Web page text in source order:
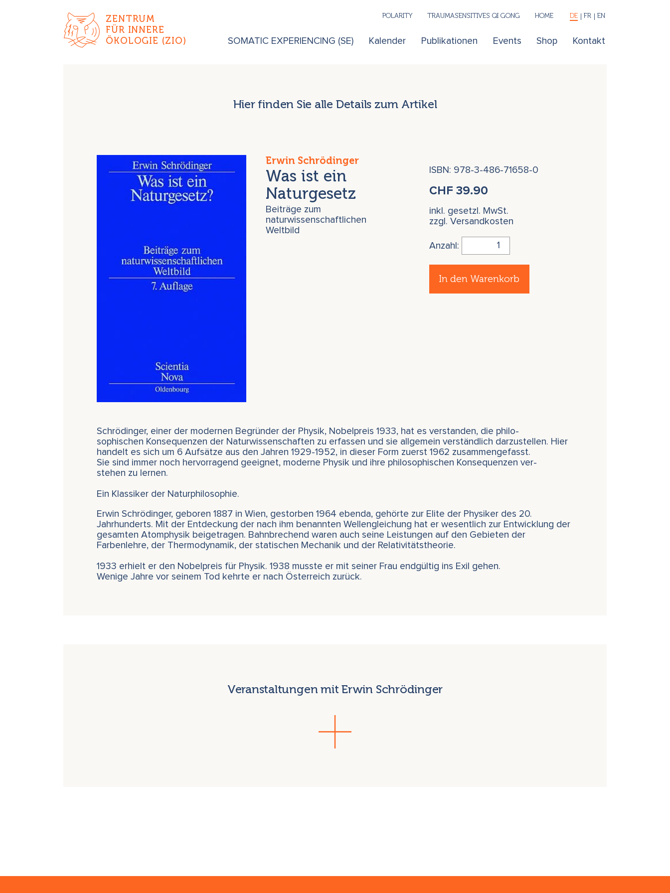
ZENTRUM
FÜR INNERE
ÖKOLOGIE (ZIO)
SOMATIC EXPERIENCING (SE) Kalender Publikationen Events Shop Kontakt
POLARITY TRAUMASENSITIVES QI GONG HOME DE FR EN
Hier finden Sie alle Details zum Artikel
Erwin Schrödinger
Was ist ein
Naturgesetz
Beiträge zum
naturwissenschaftlichen
Weltbild
ISBN: 978-3-486-71658-0
CHF 39.90
inkl. gesetzl. MwSt.
zzgl. Versandkosten
Anzahl:
In den Warenkorb
Schrödinger, einer der modernen Begründer der Physik, Nobelpreis 1933, hat es verstanden, die philo-
sophischen Konsequenzen der Naturwissenschaften zu erfassen und sie allgemein verständlich darzustellen. Hier
handelt es sich um 6 Aufsätze aus den Jahren 1929-1952, in dieser Form zuerst 1962 zusammengefasst.
Sie sind immer noch hervorragend geeignet, moderne Physik und ihre philosophischen Konsequenzen ver-
stehen zu lernen.
Ein Klassiker der Naturphilosophie.
Erwin Schrödinger, geboren 1887 in Wien, gestorben 1964 ebenda, gehörte zur Elite der Physiker des 20.
Jahrhunderts. Mit der Entdeckung der nach ihm benannten Wellengleichung hat er wesentlich zur Entwicklung der
gesamten Atomphysik beigetragen. Bahnbrechend waren auch seine Leistungen auf den Gebieten der
Farbenlehre, der Thermodynamik, der statischen Mechanik und der Relativitätstheorie.
1933 erhielt er den Nobelpreis für Physik. 1938 musste er mit seiner Frau endgültig ins Exil gehen.
Wenige Jahre vor seinem Tod kehrte er nach Österreich zurück.
Veranstaltungen mit Erwin Schrödinger